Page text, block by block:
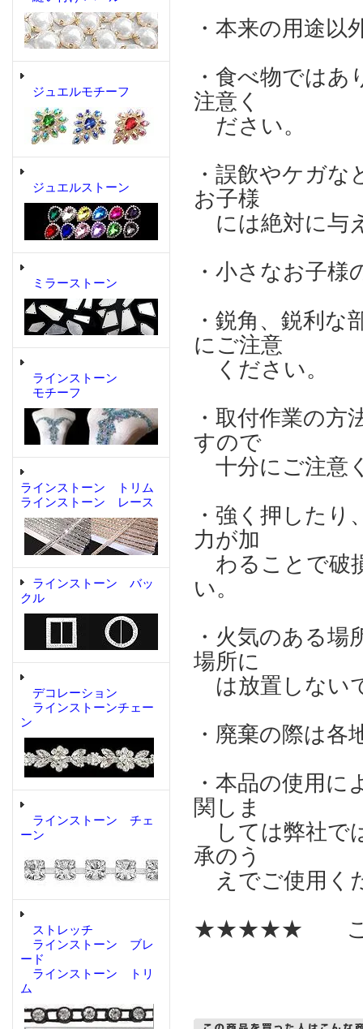
ジュエルモチーフ
ジュエルストーン
ミラーストーン
ラインストーン
モチーフ
ラインストーン トリム
ラインストーン レース
ラインストーン バッ
クル
デコレーション
ラインストーンチェー
ン
ラインストーン チェ
ーン
ストレッチ
ラインストーン ブレ
ード
ラインストーン トリ
ム
・本来の用途
・食べ物では
注意く
ださい。
・誤飲やケガ
お子様
には絶対に与
・小さなお子
・鋭角、鋭利
にご注意
ください。
・取付作業の
すので
十分にご注意
・強く押した
力が加
わることで破
い。
・火気のある場
場所に
は放置しない
・廃棄の際は
・本品の使用
関しま
しては弊社で
承のう
えでご使用く
★★★★★ こ